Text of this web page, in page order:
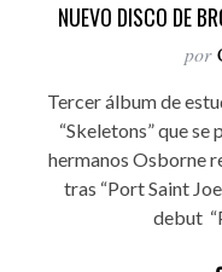
NUEVO DISCO DE
por
Tercer álbum de
“Skeletons” que
hermanos Osborne
tras “Port Saint
debut